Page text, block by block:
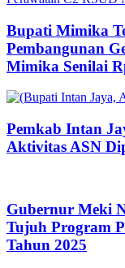
Bupati Mimika
Pembangunan
Mimika Senilai
Pemkab Intan
Aktivitas ASN
Gubernur Meki
Tujuh Program
Tahun 2025